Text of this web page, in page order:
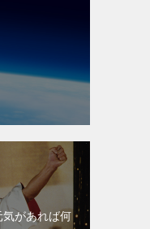
があれば何